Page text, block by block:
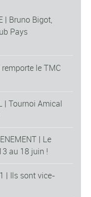
| Bruno Bigot,
Pays
le TMC
| Tournoi Amical
| Le
au 18 juin !
| Ils sont vice-